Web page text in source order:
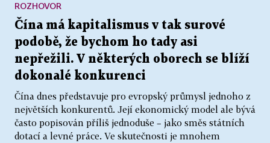
Čína má kapitalismus v tak surové
podobě, že bychom ho tady asi
nepřežili. V některých oborech se blíží
dokonalé konkurenci
Čína dnes představuje pro evropský průmysl jednoho z
největších konkurentů. Její ekonomický model ale bývá
často popisován příliš jednoduše – jako směs státních
dotací a levné práce. Ve skutečnosti je mnohem
ROZHOVOR